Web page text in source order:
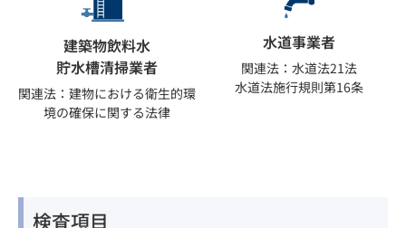
建築物飲料水
貯水槽清掃業者
関連法：建物における衛生的環
境の確保に関する法律
水道事業者
関連法：水道法21法
水道法施行規則第16条
検査項目